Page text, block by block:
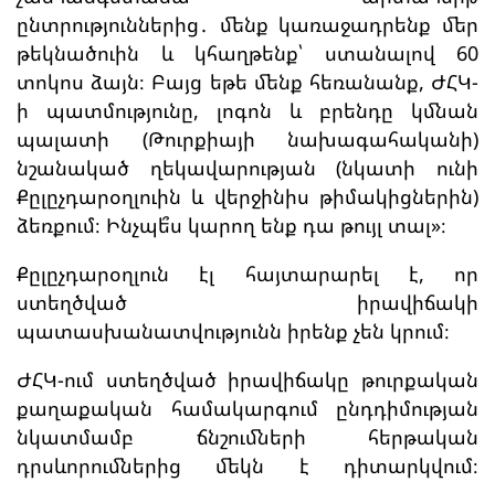
ընտրություններից․ մենք կառաջադրենք մեր
թեկնածուին և կհաղթենք՝ ստանալով 60
տոկոս ձայն։ Բայց եթե մենք հեռանանք, ԺՀԿ-
ի պատմությունը, լոգոն և բրենդը կմնան
պալատի (Թուրքիայի նախագահականի)
նշանակած ղեկավարության (նկատի ունի
Քըլըչդարօղլուին և վերջինիս թիմակիցներին)
ձեռքում։ Ինչպե՞ս կարող ենք դա թույլ տալ»։
Քըլըչդարօղլուն էլ հայտարարել է, որ
ստեղծված իրավիճակի
պատասխանատվությունն իրենք չեն կրում։
ԺՀԿ-ում ստեղծված իրավիճակը թուրքական
քաղաքական համակարգում ընդդիմության
նկատմամբ ճնշումների հերթական
դրսևորումներից մեկն է դիտարկվում։